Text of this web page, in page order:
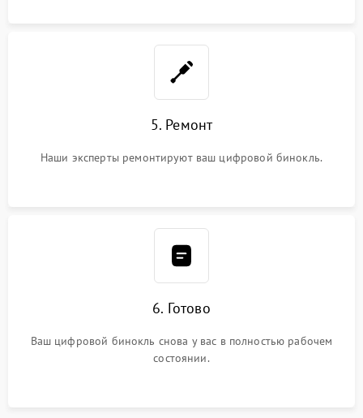
5. Ремонт
Наши эксперты ремонтируют ваш цифровой бинокль.
6. Готово
Ваш цифровой бинокль снова у вас в полностью рабочем
состоянии.